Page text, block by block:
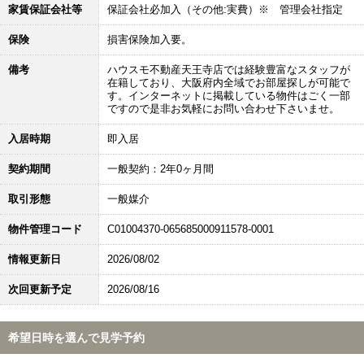
家賃保証会社等 保証会社必加入（その他:実費）※ 管理会社指定
保険 損害保険加入要。
備考
ハウスモ不動産天王寺店では経験豊富なスタッフが
在籍しており、大阪府内全域でお部屋探しが可能で
す。インターネットに掲載している物件はごく一部
ですので是非お気軽にお問い合わせ下さいませ。
入居時期 即入居
契約期間 一般契約：2年0ヶ月間
取引形態 一般媒介
物件管理コード C01004370-065685000911578-0001
情報更新日 2026/08/02
次回更新予定 2026/08/16
希望日時を選んで見学予約